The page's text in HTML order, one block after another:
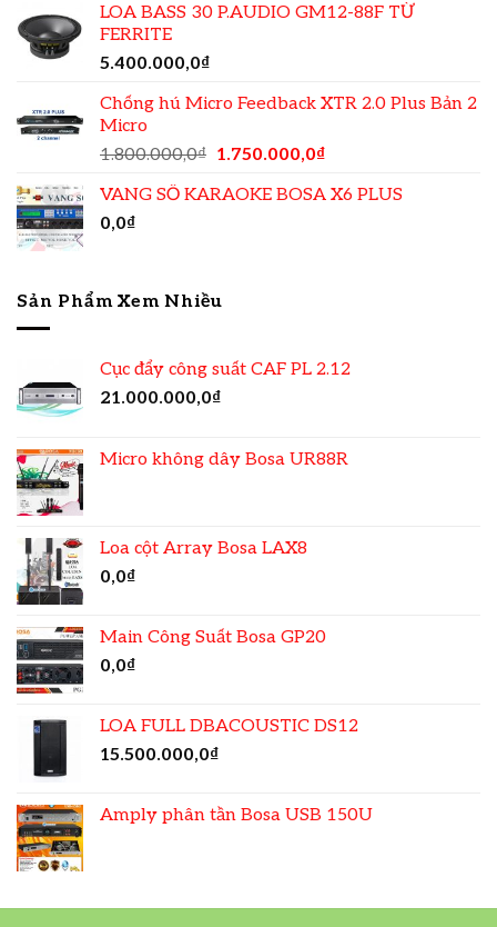
LOA BASS 30 P.AUDIO GM12-88F TỪ
FERRITE
5.400.000,0₫
Chống hú Micro Feedback XTR 2.0 Plus Bản 2
Micro
1.800.000,0₫ 1.750.000,0₫
VANG SỐ KARAOKE BOSA X6 PLUS
0,0₫
Sản Phẩm Xem Nhiều
Cục đẩy công suất CAF PL 2.12
21.000.000,0₫
Micro không dây Bosa UR88R
Loa cột Array Bosa LAX8
0,0₫
Main Công Suất Bosa GP20
0,0₫
LOA FULL DBACOUSTIC DS12
15.500.000,0₫
Amply phân tần Bosa USB 150U